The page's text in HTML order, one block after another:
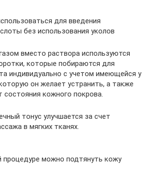
для введения
без использования уколов
вместо раствора используются
которые побираются для
индивидуально с учетом имеющейся у
он желает устранить, а также
состояния кожного покрова.
тонус улучшается за счет
в мягких тканях.
процедуре можно подтянуть кожу